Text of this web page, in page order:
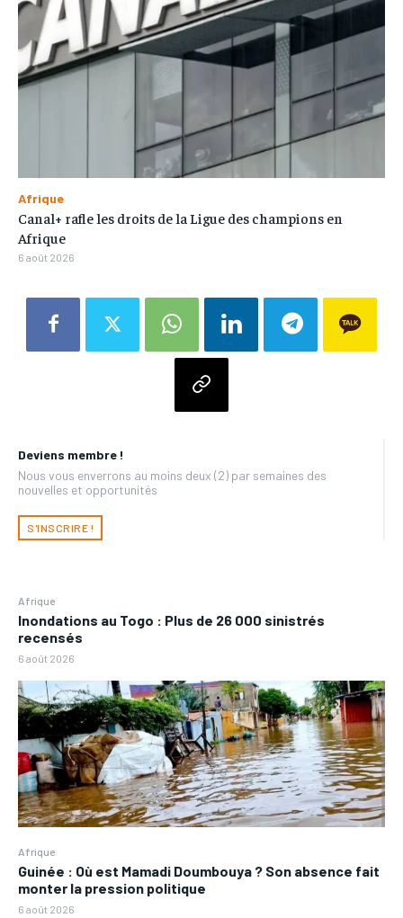
Deviens membre !
Nous vous enverrons au moins deux (2) par semaines des
nouvelles et opportunités
S'INSCRIRE !
Afrique
Inondations au Togo : Plus de 26 000 sinistrés
recensés
6 août 2026
Afrique
Guinée : Où est Mamadi Doumbouya ? Son absence fait
monter la pression politique
6 août 2026
Afrique
Canal+ rafle les droits de la Ligue des champions en
Afrique
6 août 2026